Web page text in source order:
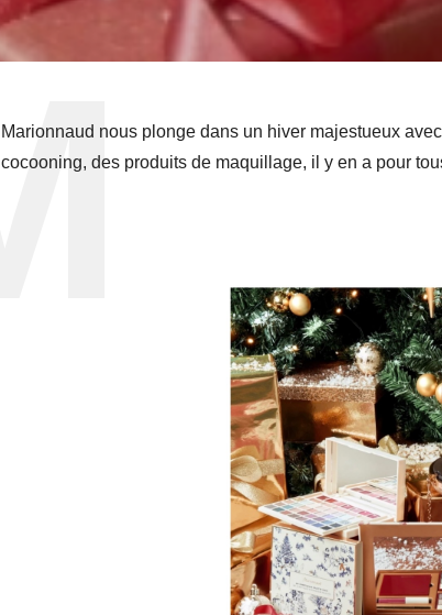
Marionnaud nous plonge dans un hiver majestueux
cocooning, des produits de maquillage, il y en a pour